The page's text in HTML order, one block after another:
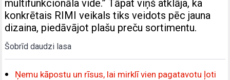
multifunkcionāla vide.” Tāpat viņš atklāja, ka
konkrētais RIMI veikals tiks veidots pēc jauna
dizaina, piedāvājot plašu preču sortimentu.
Šobrīd daudzi lasa
Ņemu kāpostu un rīsus, lai mirklī vien pagatavotu ļoti